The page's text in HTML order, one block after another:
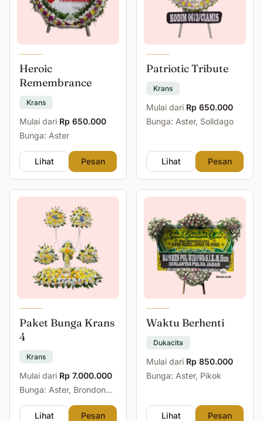
Heroic
Remembrance
Krans
Mulai dari Rp 650.000
Bunga: Aster
Lihat Pesan
Patriotic Tribute
Krans
Mulai dari Rp 650.000
Bunga: Aster, Solidago
Lihat Pesan
Paket Bunga Krans
4
Krans
Mulai dari Rp 7.000.000
Bunga: Aster, Brondong,
Lihat
Pesan
Waktu Berhenti
Dukacita
Mulai dari Rp 850.000
Bunga: Aster, Pikok
Lihat Pesan